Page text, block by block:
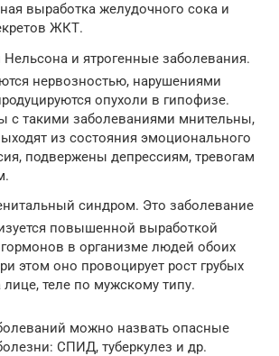
выработка желудочного сока и
ЖКТ.
и ятрогенные заболевания.
нервозностью, нарушениями
опухоли в гипофизе.
с такими заболеваниями мнительны,
из состояния эмоционального
подвержены депрессиям, тревогам
синдром. Это заболевание
повышенной выработкой
в организме людей обоих
этом оно провоцирует рост грубых
лице, теле по мужскому типу.
можно назвать опасные
СПИД, туберкулез и др.